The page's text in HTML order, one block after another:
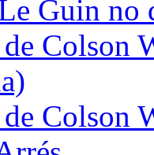
Guin no
Colson
Colson